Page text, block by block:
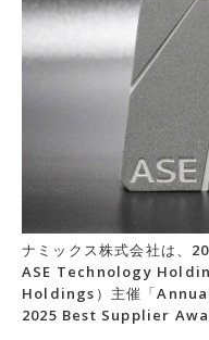
ナミックス株式会社は、
ASE Technology
Holdings）主催「
2025 Best Supplier